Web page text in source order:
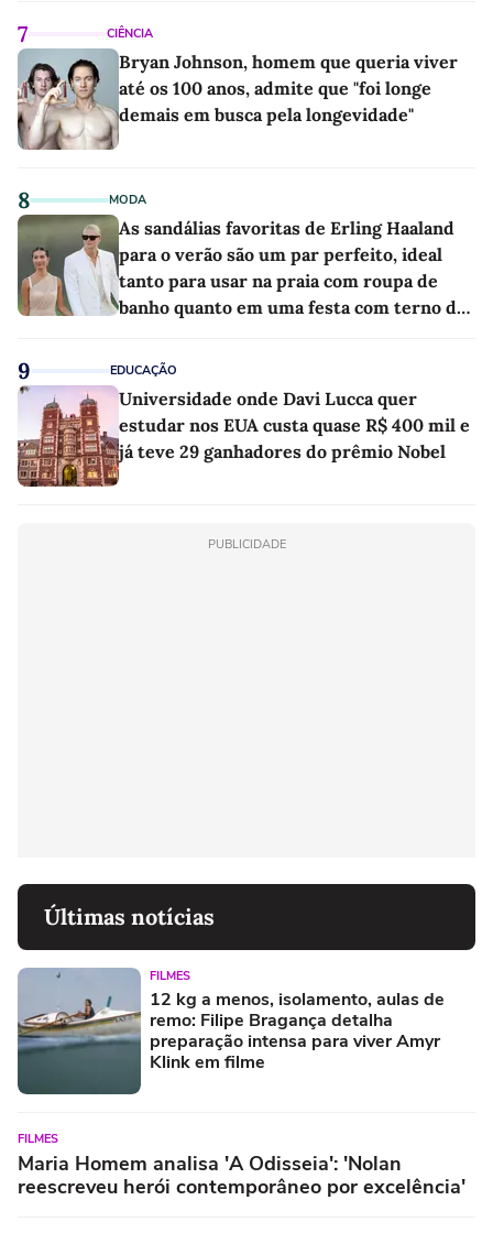
7 CIÊNCIA
Bryan Johnson, homem que queria viver
até os 100 anos, admite que "foi longe
demais em busca pela longevidade"
8 MODA
As sandálias favoritas de Erling Haaland
para o verão são um par perfeito, ideal
tanto para usar na praia com roupa de
banho quanto em uma festa com terno de
9 EDUCAÇÃO
Universidade onde Davi Lucca quer
estudar nos EUA custa quase R$ 400 mil e
já teve 29 ganhadores do prêmio Nobel
PUBLICIDADE
Últimas notícias
FILMES
12 kg a menos, isolamento, aulas de
remo: Filipe Bragança detalha
preparação intensa para viver Amyr
Klink em filme
FILMES
Maria Homem analisa 'A Odisseia': 'Nolan
reescreveu herói contemporâneo por excelência'